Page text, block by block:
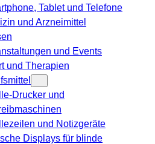
Tablet und Telefone
und Arzneimittel
und Events
und Therapien
Drucker und
und Notizgeräte
Displays für blinde